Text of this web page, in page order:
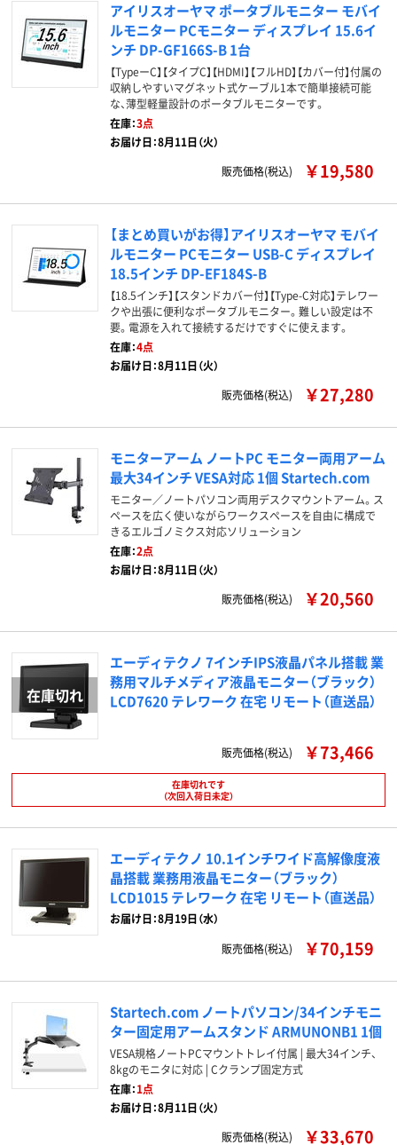
アイリスオーヤマ ポータブルモニター モバイ
ルモニター PCモニター ディスプレイ 15.6イ
ンチ DP-GF166S-B 1台
【TypeーC】【タイプC】【HDMI】【フルHD】【カバー付】付属の
収納しやすいマグネット式ケーブル1本で簡単接続可能
な、薄型軽量設計のポータブルモニターです。
在庫：3点
お届け日：8月11日（火）
販売価格(税込)
￥19,580
【まとめ買いがお得】アイリスオーヤマ モバイ
ルモニター PCモニター USB-C ディスプレイ
18.5インチ DP-EF184S-B
【18.5インチ】【スタンドカバー付】【Type-C対応】テレワー
クや出張に便利なポータブルモニター。難しい設定は不
要。電源を入れて接続するだけですぐに使えます。
在庫：4点
お届け日：8月11日（火）
販売価格(税込)
￥27,280
モニターアーム ノートPC モニター両用アーム
最大34インチ VESA対応 1個 Startech.com
モニター／ノートパソコン両用デスクマウントアーム。ス
ペースを広く使いながらワークスペースを自由に構成で
きるエルゴノミクス対応ソリューション
在庫：2点
お届け日：8月11日（火）
販売価格(税込)
￥20,560
エーディテクノ 7インチIPS液晶パネル搭載 業
務用マルチメディア液晶モニター（ブラック）
LCD7620 テレワーク 在宅 リモート（直送品）
販売価格(税込) ￥73,466
在庫切れです
（次回入荷日未定）
エーディテクノ 10.1インチワイド高解像度液
晶搭載 業務用液晶モニター（ブラック）
LCD1015 テレワーク 在宅 リモート（直送品）
お届け日：8月19日（水）
販売価格(税込)
￥70,159
Startech.com ノートパソコン/34インチモニ
ター固定用アームスタンド ARMUNONB1 1個
VESA規格ノートPCマウントトレイ付属 | 最大34インチ、
8kgのモニタに対応 | Cクランプ固定方式
在庫：1点
お届け日：8月11日（火）
販売価格(税込)
￥33,670